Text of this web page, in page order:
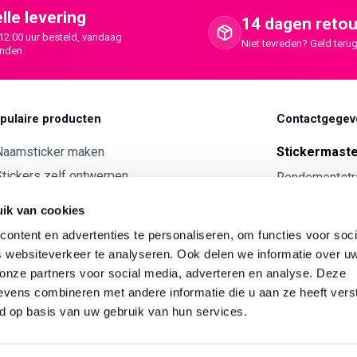
van cookies
en advertenties te personaliseren, om functies voor
websiteverkeer te analyseren. Ook delen we informatie over
partners voor social media, adverteren en analyse. Deze
combineren met andere informatie die u aan ze heeft
op basis van uw gebruik van hun services.
levering
uur besteld, vandaag
14 dagen
Niet tevreden? Geld
producten
maken
zelf ontwerpen
je eigen kunststof tekst
maken
je eigen Vilt tekst
je eigen rally naam sticker
KVK:71793437
BTW nr: